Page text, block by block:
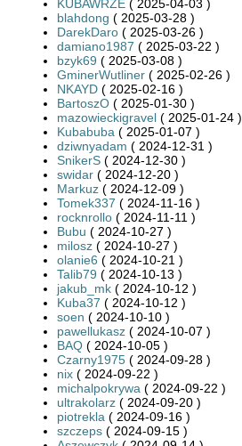
KUBAWRZE ( 2025-04-03 )
blahdong ( 2025-03-28 )
DarekDaro ( 2025-03-26 )
damiano1987 ( 2025-03-22 )
bzyk69 ( 2025-03-08 )
GminerWutliner ( 2025-02-26 )
NKAYD ( 2025-02-16 )
BartoszO ( 2025-01-30 )
mazowieckigravel ( 2025-01-24 )
Kubabuba ( 2025-01-07 )
dziwnyadam ( 2024-12-31 )
SnikerS ( 2024-12-30 )
swidar ( 2024-12-20 )
Markuz ( 2024-12-09 )
Tomek337 ( 2024-11-16 )
rocknrollo ( 2024-11-11 )
Bubu ( 2024-10-27 )
milosz ( 2024-10-27 )
olanie6 ( 2024-10-21 )
Talib79 ( 2024-10-13 )
jakub_mk ( 2024-10-12 )
Kuba37 ( 2024-10-12 )
soen ( 2024-10-10 )
pawellukasz ( 2024-10-07 )
BAQ ( 2024-10-05 )
Czarny1975 ( 2024-09-28 )
nix ( 2024-09-22 )
michalpokrywa ( 2024-09-22 )
ultrakolarz ( 2024-09-20 )
piotrekla ( 2024-09-16 )
szczeps ( 2024-09-15 )